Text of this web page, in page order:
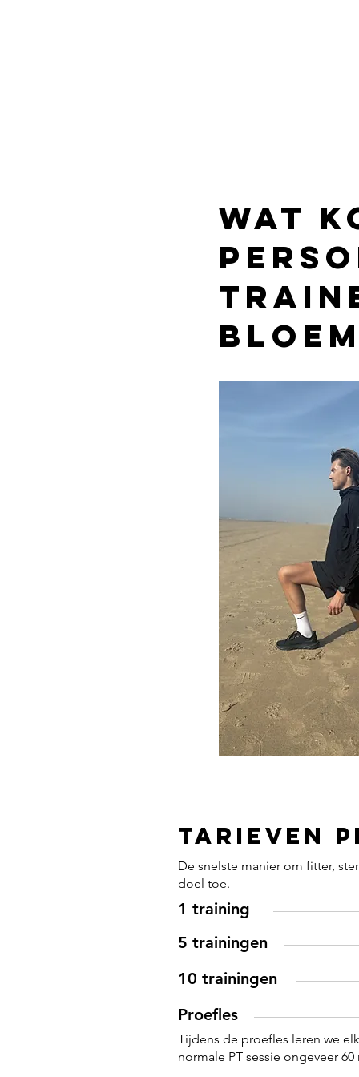
Wat
Tarieven
De snelste manier om fitter,
doel toe.
1 training
5 trainingen
10 trainingen
Proefles
Tijdens de proefles leren we
normale PT sessie ongeveer